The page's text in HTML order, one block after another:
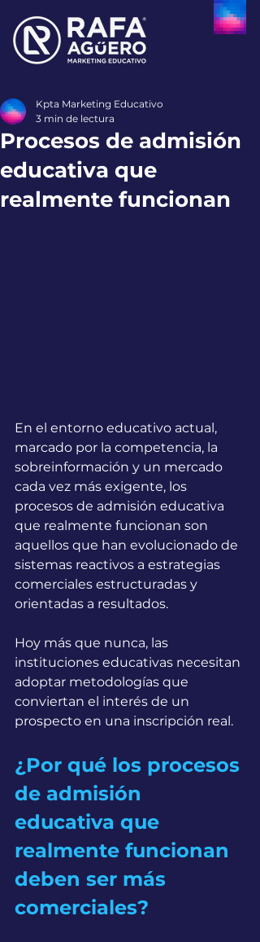
Procesos de admisión
educativa que
realmente funcionan
Kpta Marketing Educativo
3 min de lectura
En el entorno educativo actual,
marcado por la competencia, la
sobreinformación y un mercado
cada vez más exigente, los
procesos de admisión educativa
que realmente funcionan son
aquellos que han evolucionado de
sistemas reactivos a estrategias
comerciales estructuradas y
orientadas a resultados.
Hoy más que nunca, las
instituciones educativas necesitan
adoptar metodologías que
conviertan el interés de un
prospecto en una inscripción real.
¿Por qué los procesos
de admisión
educativa que
realmente funcionan
deben ser más
comerciales?